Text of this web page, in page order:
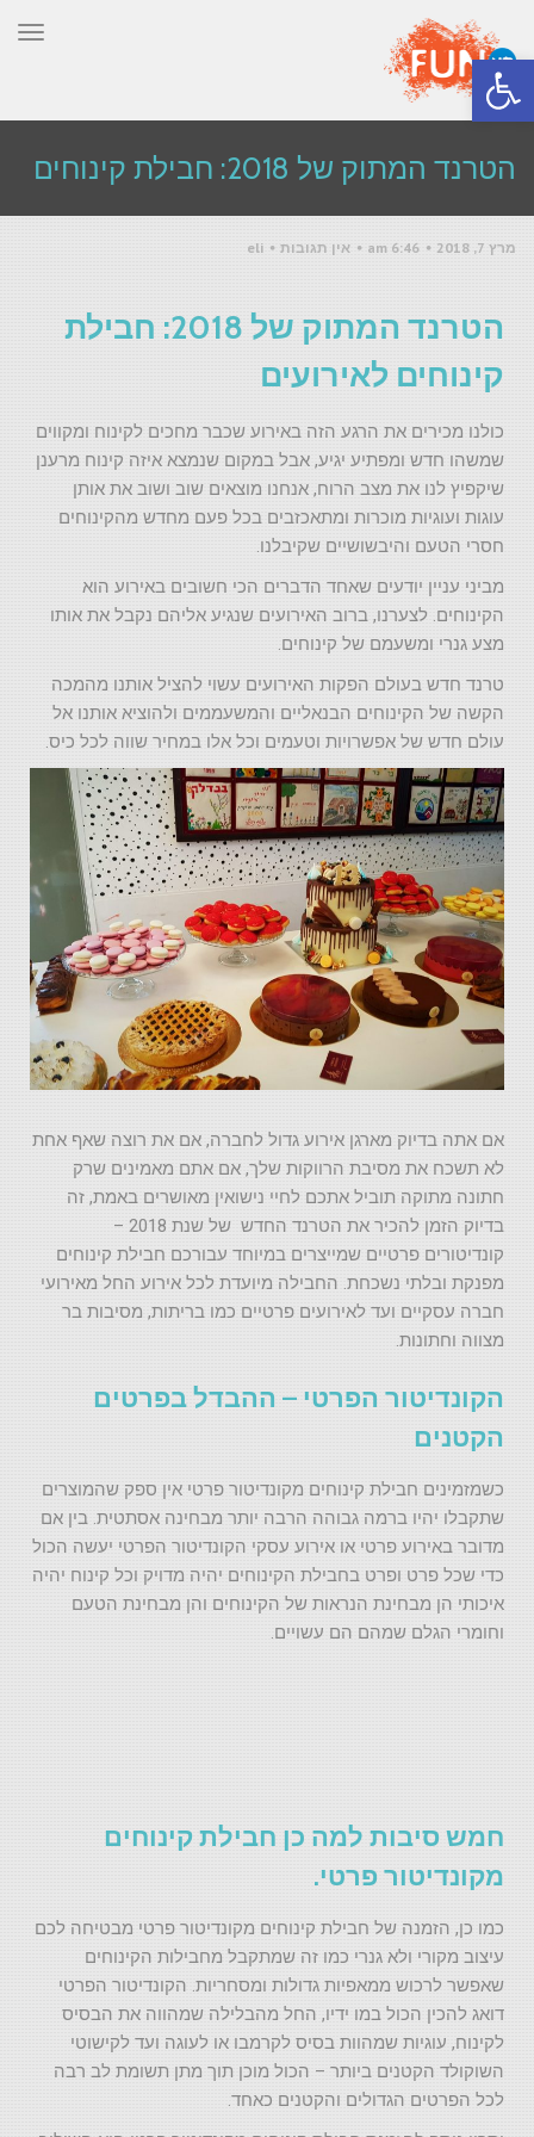
פתח סרגל נגישות
הטרנד המתוק של 2018: חבילת קינוחים
לאירועים
בלוג
מרץ 7, 2018 6:46 am אין תגובות eli
הטרנד המתוק של 2018: חבילת
קינוחים לאירועים
כולנו מכירים את הרגע הזה באירוע שכבר מחכים לקינוח ומקווים
שמשהו חדש ומפתיע יגיע, אבל במקום שנמצא איזה קינוח מרענן
שיקפיץ לנו את מצב הרוח, אנחנו מוצאים שוב ושוב את אותן
עוגות ועוגיות מוכרות ומתאכזבים בכל פעם מחדש מהקינוחים
חסרי הטעם והיבשושיים שקיבלנו.
מביני עניין יודעים שאחד הדברים הכי חשובים באירוע הוא
הקינוחים. לצערנו, ברוב האירועים שנגיע אליהם נקבל את אותו
מצע גנרי ומשעמם של קינוחים.
טרנד חדש בעולם הפקות האירועים עשוי להציל אותנו מהמכה
הקשה של הקינוחים הבנאליים והמשעממים ולהוציא אותנו אל
עולם חדש של אפשרויות וטעמים וכל אלו במחיר שווה לכל כיס.
אם אתה בדיוק מארגן אירוע גדול לחברה, אם את רוצה שאף אחת
לא תשכח את מסיבת הרווקות שלך, אם אתם מאמינים שרק
חתונה מתוקה תוביל אתכם לחיי נישואין מאושרים באמת, זה
בדיוק הזמן להכיר את הטרנד החדש של שנת 2018 –
קונדיטורים פרטיים שמייצרים במיוחד עבורכם חבילת קינוחים
מפנקת ובלתי נשכחת. החבילה מיועדת לכל אירוע החל מאירועי
חברה עסקיים ועד לאירועים פרטיים כמו בריתות, מסיבות בר
מצווה וחתונות.
הקונדיטור הפרטי – ההבדל בפרטים
הקטנים
כשמזמינים חבילת קינוחים מקונדיטור פרטי אין ספק שהמוצרים
שתקבלו יהיו ברמה גבוהה הרבה יותר מבחינה אסתטית. בין אם
מדובר באירוע פרטי או אירוע עסקי הקונדיטור הפרטי יעשה הכול
כדי שכל פרט ופרט בחבילת הקינוחים יהיה מדויק וכל קינוח יהיה
איכותי הן מבחינת הנראות של הקינוחים והן מבחינת הטעם
וחומרי הגלם שמהם הם עשויים.
חמש סיבות למה כן חבילת קינוחים
מקונדיטור פרטי.
כמו כן, הזמנה של חבילת קינוחים מקונדיטור פרטי מבטיחה לכם
עיצוב מקורי ולא גנרי כמו זה שמתקבל מחבילות הקינוחים
שאפשר לרכוש ממאפיות גדולות ומסחריות. הקונדיטור הפרטי
דואג להכין הכול במו ידיו, החל מהבלילה שמהווה את הבסיס
לקינוח, עוגיות שמהוות בסיס לקרמבו או לעוגה ועד לקישוטי
השוקולד הקטנים ביותר – הכול מוכן תוך מתן תשומת לב רבה
לכל הפרטים הגדולים והקטנים כאחד.